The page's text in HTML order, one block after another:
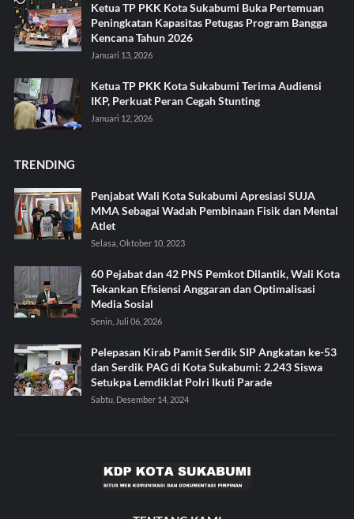
Ketua TP PKK Kota Sukabumi Buka Pertemuan
Peningkatan Kapasitas Petugas Program Bangga
Kencana Tahun 2026
Januari 13, 2026
Ketua TP PKK Kota Sukabumi Terima Audiensi
IKP, Perkuat Peran Cegah Stunting
Januari 12, 2026
TRENDING
Penjabat Wali Kota Sukabumi Apresiasi SUJA
MMA Sebagai Wadah Pembinaan Fisik dan Mental
Atlet
Selasa, Oktober 10, 2023
60 Pejabat dan 42 PNS Pemkot Dilantik, Wali Kota
Tekankan Efisiensi Anggaran dan Optimalisasi
Media Sosial
Senin, Juli 06, 2026
Pelepasan Kirab Pamit Serdik SIP Angkatan ke-53
dan Serdik PAG di Kota Sukabumi: 2.243 Siswa
Setukpa Lemdiklat Polri Ikuti Parade
Sabtu, Desember 14, 2024